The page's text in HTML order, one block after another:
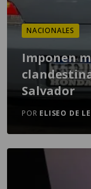
NACIONALES
Imponen
Salvador
POR ELISEO DE